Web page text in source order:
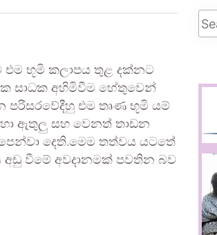
භූමි කලාපය තුළ දක්නට
සාධක අහිමිවීම හේතුවෙන්
පරිසරවේදීහු එම තෘණ භූමි යම්
ඇතුලු සහ වෙනත් තාඩන
දෙති.මෙම තත්වය යටතේ
වීමේ අවදානමක් පවතින බව